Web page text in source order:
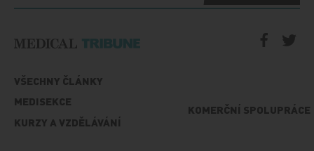
VŠECHNY ČLÁNKY
MEDISEKCE
KURZY A VZDĚLÁVÁNÍ
KOMERČNÍ SPOLUPRÁCE